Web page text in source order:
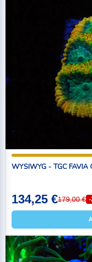
WYSIWYG - TGC FAVIA
134,25 €179,00 €